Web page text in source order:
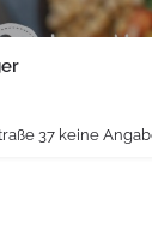
37 keine